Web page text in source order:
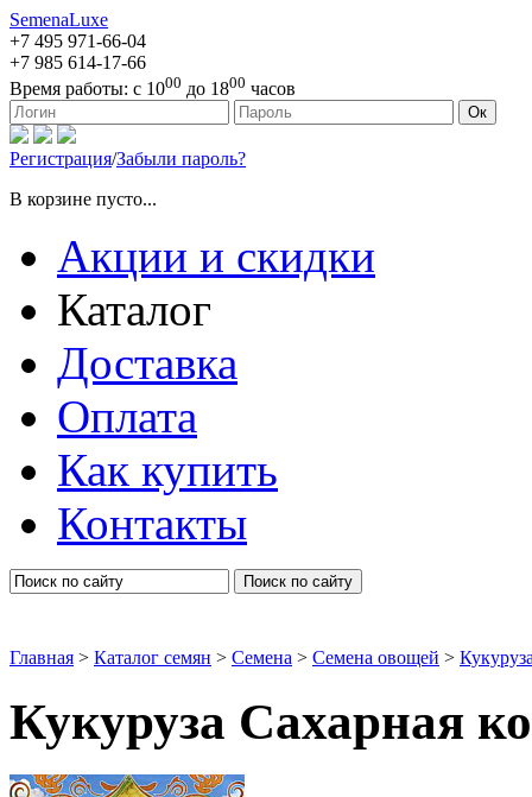
SemenaLuxe
+7 495 971-66-04
+7 985 614-17-66
Время работы: с 1000 до 1800 часов
127473, г. Москва, ул. Краснопролетарская, д. 16, стр. 1 Ок
Регистрация/Забыли пароль?
В корзине пусто...
Акции и скидки
Каталог
Доставка
Оплата
Как купить
Контакты
Поиск по сайту
Главная > Каталог семян > Семена > Семена овощей >
Кукуруза Сахарная
Кукуруза